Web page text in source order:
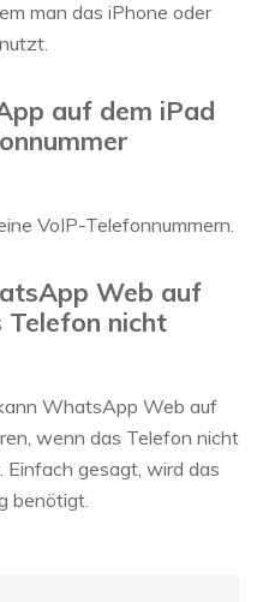
man das iPhone oder
auf dem iPad
VoIP-Telefonnummern.
Web auf
Telefon nicht
WhatsApp Web auf
wenn das Telefon nicht
gesagt, wird das
benötigt.